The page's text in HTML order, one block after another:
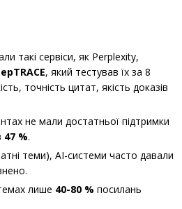
такі сервіси, як Perplexity,
, який тестував їх за 8
точність цитат, якість доказів
не мали достатньої підтримки
47 %.
теми), AI-системи часто давали
лише 40-80 % посилань